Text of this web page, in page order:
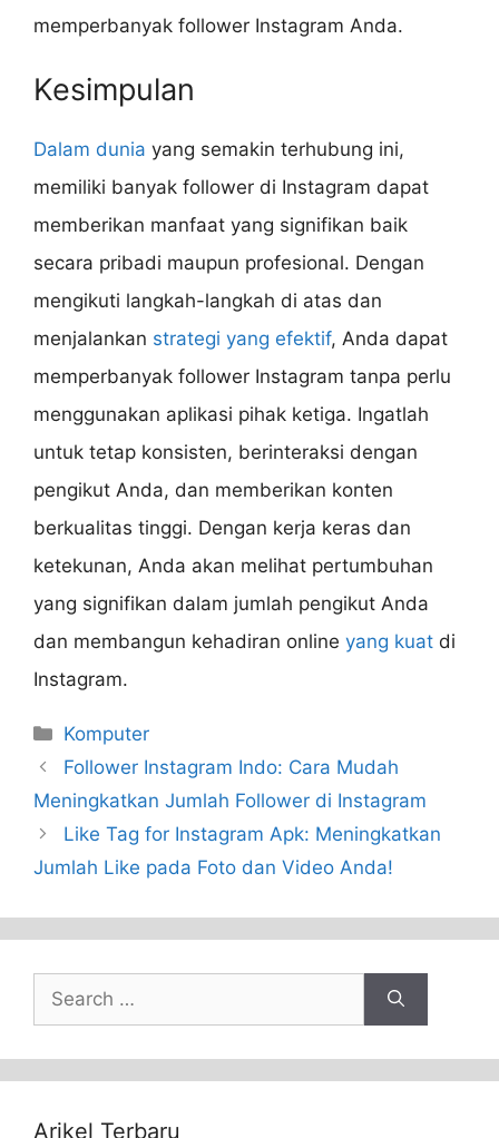
memperbanyak follower Instagram Anda.
Kesimpulan
Dalam dunia yang semakin terhubung ini,
memiliki banyak follower di Instagram dapat
memberikan manfaat yang signifikan baik
secara pribadi maupun profesional. Dengan
mengikuti langkah-langkah di atas dan
menjalankan strategi yang efektif, Anda dapat
memperbanyak follower Instagram tanpa perlu
menggunakan aplikasi pihak ketiga. Ingatlah
untuk tetap konsisten, berinteraksi dengan
pengikut Anda, dan memberikan konten
berkualitas tinggi. Dengan kerja keras dan
ketekunan, Anda akan melihat pertumbuhan
yang signifikan dalam jumlah pengikut Anda
dan membangun kehadiran online yang kuat di
Instagram.
Categories
Komputer
Follower Instagram Indo: Cara Mudah
Meningkatkan Jumlah Follower di Instagram
Like Tag for Instagram Apk: Meningkatkan
Jumlah Like pada Foto dan Video Anda!
Search
for:
Arikel Terbaru